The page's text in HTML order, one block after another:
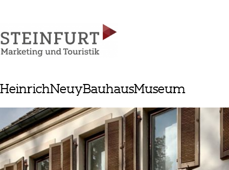
HeinrichNeuyBauhausMuseum